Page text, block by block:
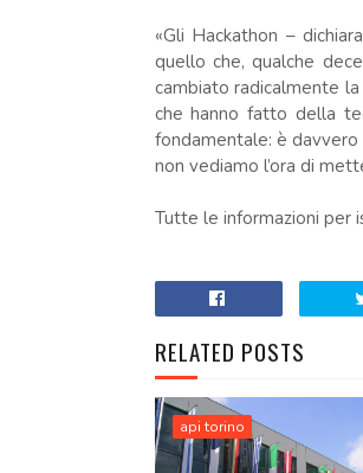
«Gli Hackathon –
quello che, qualche
cambiato radicalmente
che hanno fatto della
fondamentale: è
non vediamo l’ora di
Tutte le informazioni per
RELATED POSTS
api torino